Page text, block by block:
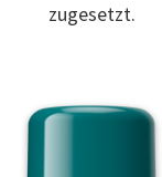
zugesetzt.